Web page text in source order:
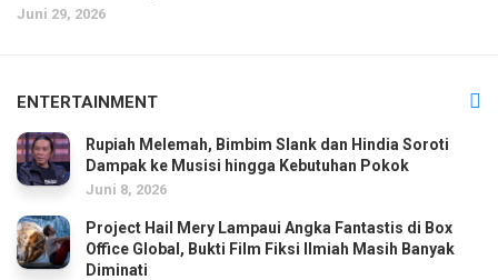
Juni 29, 2026
ENTERTAINMENT
Rupiah Melemah, Bimbim Slank dan Hindia Soroti
Dampak ke Musisi hingga Kebutuhan Pokok
Juni 8, 2026
Project Hail Mery Lampaui Angka Fantastis di Box
Office Global, Bukti Film Fiksi Ilmiah Masih Banyak
Diminati